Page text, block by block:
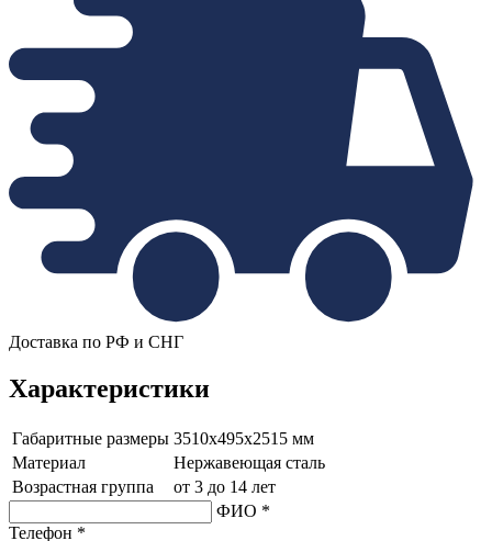
Доставка по РФ и СНГ
Характеристики
Габаритные размеры 3510х495х2515 мм
Материал
Нержавеющая сталь
Возрастная группа
от 3 до 14 лет
ФИО *
Телефон *